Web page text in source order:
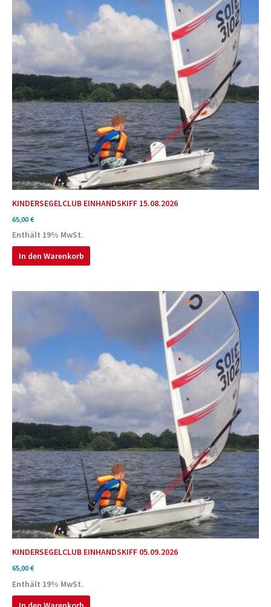
KINDERSEGELCLUB EINHANDSKIFF 15.08.2026
65,00 €
Enthält 19% MwSt.
In den Warenkorb
KINDERSEGELCLUB EINHANDSKIFF 05.09.2026
65,00 €
Enthält 19% MwSt.